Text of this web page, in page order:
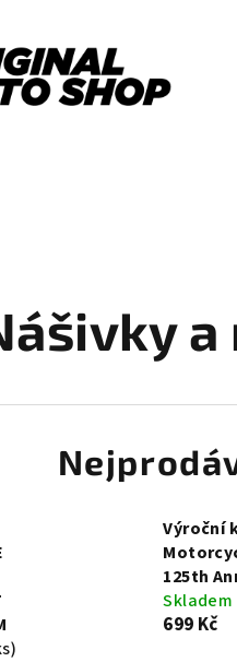
Výroční
125th
Skladem
699 Kč